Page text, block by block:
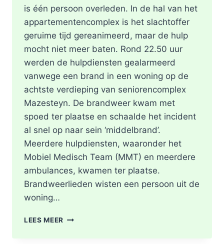
is één persoon overleden. In de hal van het
appartementencomplex is het slachtoffer
geruime tijd gereanimeerd, maar de hulp
mocht niet meer baten. Rond 22.50 uur
werden de hulpdiensten gealarmeerd
vanwege een brand in een woning op de
achtste verdieping van seniorencomplex
Mazesteyn. De brandweer kwam met
spoed ter plaatse en schaalde het incident
al snel op naar sein ‘middelbrand’.
Meerdere hulpdiensten, waaronder het
Mobiel Medisch Team (MMT) en meerdere
ambulances, kwamen ter plaatse.
Brandweerlieden wisten een persoon uit de
woning…
LEES MEER DODE